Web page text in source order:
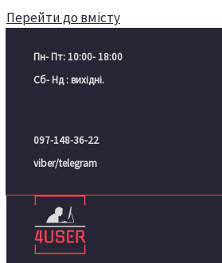
Перейти до вмісту
Пн- Пт: 10:00- 18:00
Сб- Нд : вихідні.
097-148-36-22
viber/telegram